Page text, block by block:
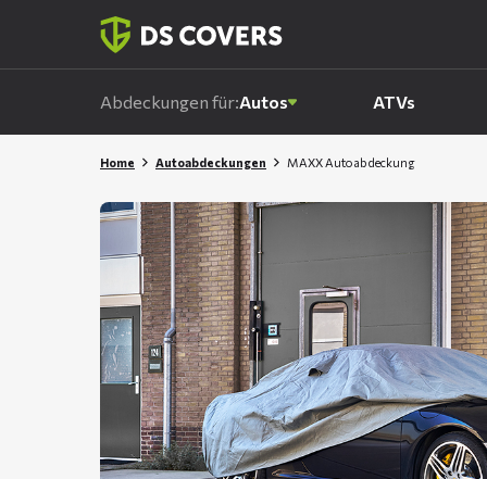
Abdeckungen für:Autos ATVs
Home Autoabdeckungen MAXX Autoabdeckung